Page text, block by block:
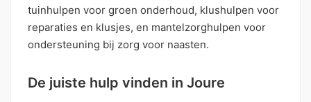
tuinhulpen voor groen onderhoud, klushulpen voor
reparaties en klusjes, en mantelzorghulpen voor
ondersteuning bij zorg voor naasten.
De juiste hulp vinden in Joure